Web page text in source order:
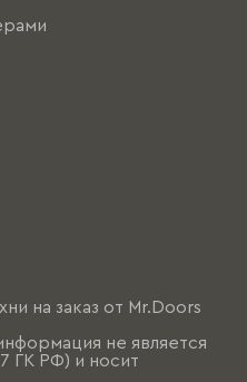
на заказ от Mr.Doors
не является
ГК РФ) и носит